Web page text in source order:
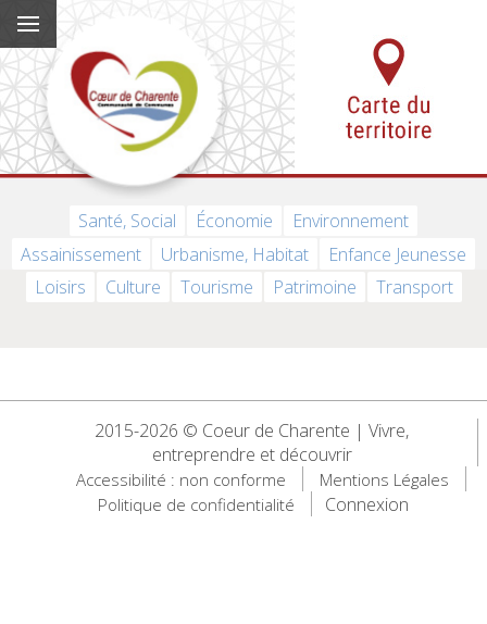
Santé, Social Économie
Environnement
Assainissement
Urbanisme, Habitat
Enfance Jeunesse
Loisirs
Culture Tourisme Patrimoine Transport
2015-2026 © Coeur de Charente | Vivre,
entreprendre et découvrir
Accessibilité : non conforme
Mentions Légales
Politique de confidentialité
Connexion